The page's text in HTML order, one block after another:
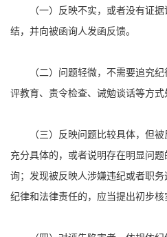
（一）反映不实，或者没有证
结，并向被函询人发函反馈。
（二）问题轻微，不需要追究
评教育、责令检查、诫勉谈话等方式
（三）反映问题比较具体，但
充分具体的，或者说明存在明显问
询；发现被反映人涉嫌违纪或者职
纪律和法律责任的，应当提出初步核